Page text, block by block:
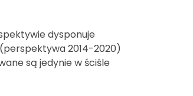
dysponuje
2014-2020)
są jedynie w ściśle